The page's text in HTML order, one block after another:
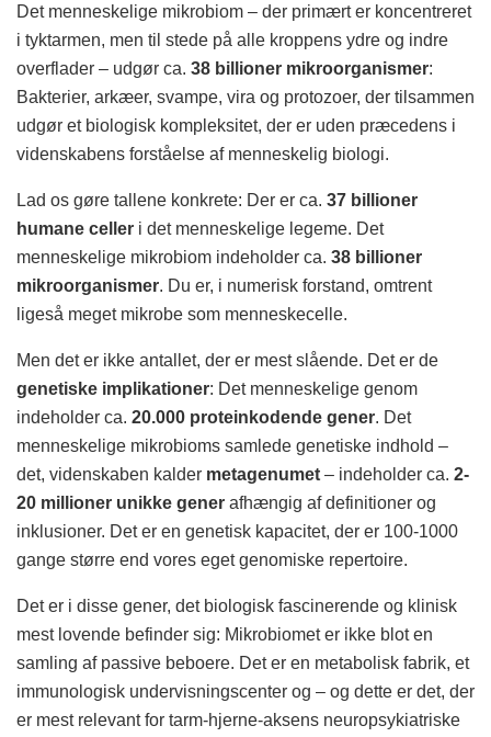
Det menneskelige mikrobiom – der primært er koncentreret
i tyktarmen, men til stede på alle kroppens ydre og indre
overflader – udgør ca. 38 billioner mikroorganismer:
Bakterier, arkæer, svampe, vira og protozoer, der tilsammen
udgør et biologisk kompleksitet, der er uden præcedens i
videnskabens forståelse af menneskelig biologi.
Lad os gøre tallene konkrete: Der er ca. 37 billioner
humane celler i det menneskelige legeme. Det
menneskelige mikrobiom indeholder ca. 38 billioner
mikroorganismer. Du er, i numerisk forstand, omtrent
ligeså meget mikrobe som menneskecelle.
Men det er ikke antallet, der er mest slående. Det er de
genetiske implikationer: Det menneskelige genom
indeholder ca. 20.000 proteinkodende gener. Det
menneskelige mikrobioms samlede genetiske indhold –
det, videnskaben kalder metagenumet – indeholder ca. 2-
20 millioner unikke gener afhængig af definitioner og
inklusioner. Det er en genetisk kapacitet, der er 100-1000
gange større end vores eget genomiske repertoire.
Det er i disse gener, det biologisk fascinerende og klinisk
mest lovende befinder sig: Mikrobiomet er ikke blot en
samling af passive beboere. Det er en metabolisk fabrik, et
immunologisk undervisningscenter og – og dette er det, der
er mest relevant for tarm-hjerne-aksens neuropsykiatriske